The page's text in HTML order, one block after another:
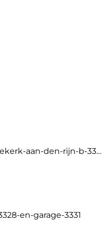
Eigendomsinformatie-koudekerk-aan-den-rijn-b-3328
en-garage-3331